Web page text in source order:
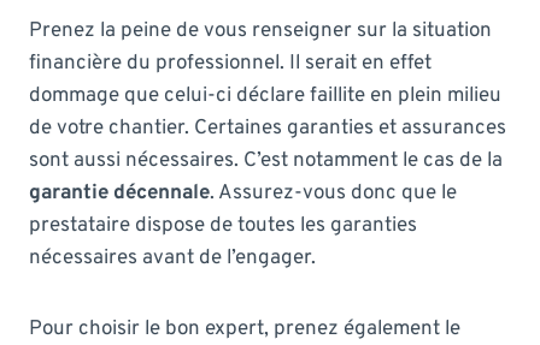
Prenez la peine de vous renseigner sur la situation
financière du professionnel. Il serait en effet
dommage que celui-ci déclare faillite en plein milieu
de votre chantier. Certaines garanties et assurances
sont aussi nécessaires. C’est notamment le cas de la
garantie décennale. Assurez-vous donc que le
prestataire dispose de toutes les garanties
nécessaires avant de l’engager.
Pour choisir le bon expert, prenez également le